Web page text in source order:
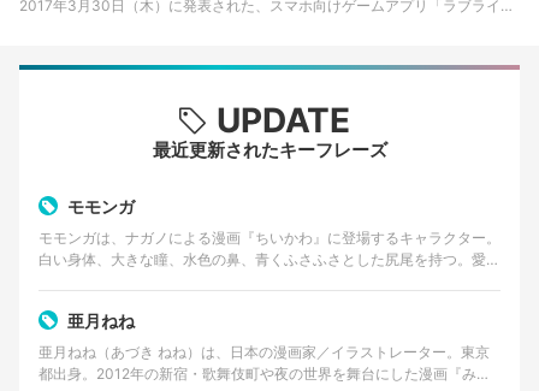
2017年3月30日（木）に発表された、スマホ向けゲームアプリ「ラブライ
UPDATE
最近更新されたキーフレーズ
モモンガ
モモンガは、ナガノによる漫画『ちいかわ』に登場するキャラクター。
白い身体、大きな瞳、水色の鼻、青くふさふさとした尻尾を持つ。愛ら
亜月ねね
亜月ねね（あづき ねね）は、日本の漫画家／イラストレーター。東京
都出身。2012年の新宿・歌舞伎町や夜の世界を舞台にした漫画『みい